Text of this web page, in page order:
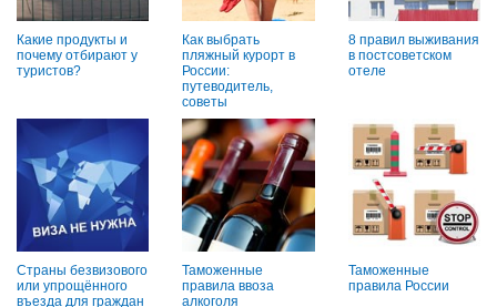
Какие продукты и
почему отбирают у
туристов?
Как выбрать
пляжный курорт в
России:
путеводитель,
советы
8 правил выживания
в постсоветском
отеле
Страны безвизового
или упрощённого
въезда для граждан
Таможенные
правила ввоза
алкоголя
Таможенные
правила России